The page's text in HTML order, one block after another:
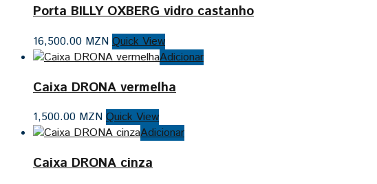
Porta BILLY OXBERG vidro castanho
16,500.00 MZN Quick View
Adicionar
Caixa DRONA vermelha
1,500.00 MZN Quick View
Adicionar
Caixa DRONA cinza